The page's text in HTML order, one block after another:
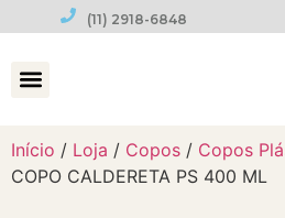
(11) 2918-6848
Início / Loja / Copos / Copos
COPO CALDERETA PS 400 ML